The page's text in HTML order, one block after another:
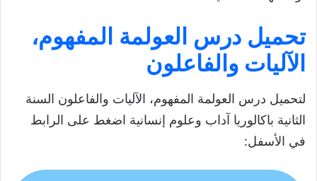
تحميل درس العولمة المفهوم،
الآليات والفاعلون
لتحميل درس العولمة المفهوم، الآليات والفاعلون السنة
الثانية باكالوريا آداب وعلوم إنسانية اضغط على الرابط
في الأسفل: